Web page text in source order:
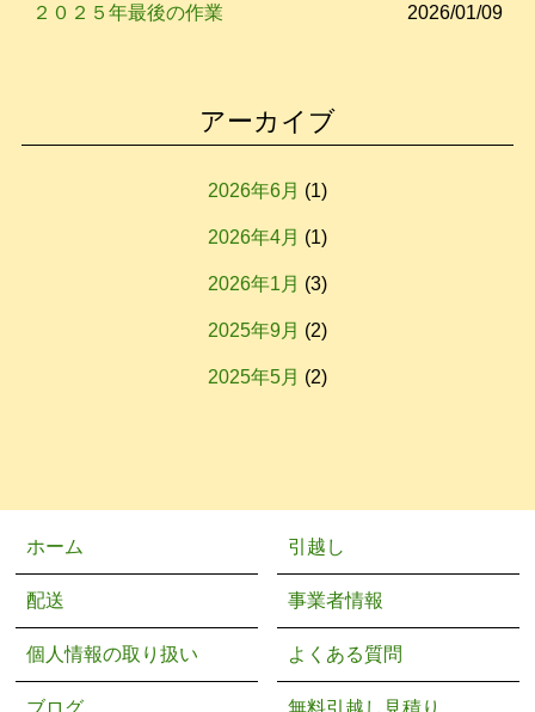
２０２５年最後の作業 2026/01/09
アーカイブ
2026年6月 (1)
2026年4月 (1)
2026年1月 (3)
2025年9月 (2)
2025年5月 (2)
2022年9月(3)
(1)
2021年12月(1)
2021年10月 (1)
2021年8月(2)
ホーム 引越し
配送 事業者情報
個人情報の取り扱い よくある質問
ブログ 無料引越し見積り